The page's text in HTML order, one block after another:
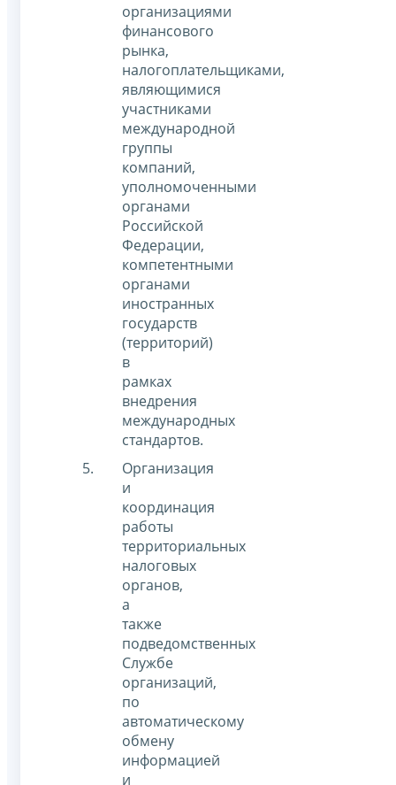
организациями
финансового
рынка,
налогоплательщиками,
являющимися
участниками
международной
группы
компаний,
уполномоченными
органами
Российской
Федерации,
компетентными
органами
иностранных
государств
(территорий)
в
рамках
внедрения
международных
стандартов.
Организация
и
координация
работы
территориальных
налоговых
органов,
а
также
подведомственных
Службе
организаций,
по
автоматическому
обмену
информацией
и